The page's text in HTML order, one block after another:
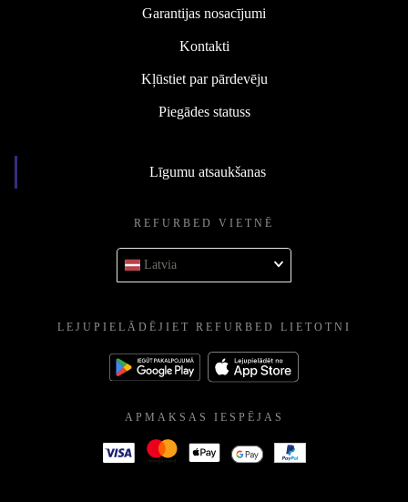
Garantijas nosacījumi
Kontakti
Kļūstiet par pārdevēju
Piegādes statuss
Līgumu atsaukšanas
REFURBED VIETNĒ
Latvia
LEJUPIELĀDĒJIET REFURBED LIETOTNI
APMAKSAS IESPĒJAS